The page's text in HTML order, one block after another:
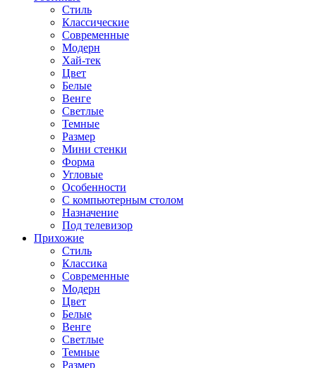
Стиль
Классические
Современные
Модерн
Хай-тек
Цвет
Белые
Венге
Светлые
Темные
Размер
Мини стенки
Форма
Угловые
Особенности
С компьютерным столом
Назначение
Под телевизор
Прихожие
Стиль
Классика
Современные
Модерн
Цвет
Белые
Венге
Светлые
Темные
Размер